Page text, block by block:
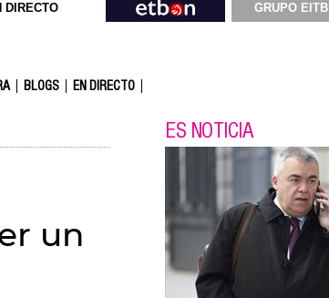
DIRECTO GRUPO EITB
BLOGS EN DIRECTO
un
ES NOTICIA